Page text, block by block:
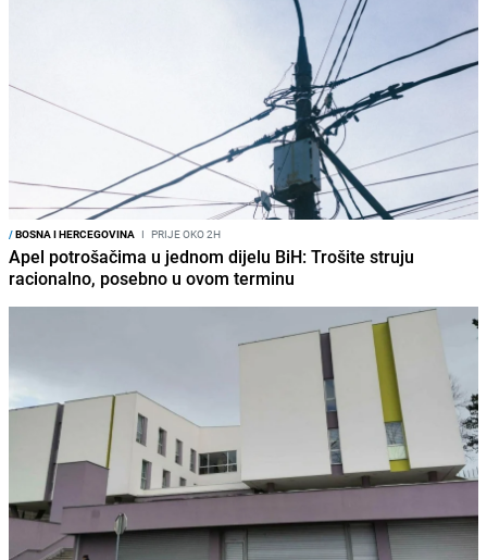
/BOSNA I HERCEGOVINA I PRIJE OKO 2H
Apel potrošačima u jednom dijelu BiH: Trošite struju
racionalno, posebno u ovom terminu